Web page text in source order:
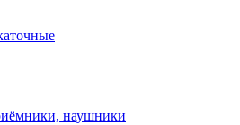
наушники